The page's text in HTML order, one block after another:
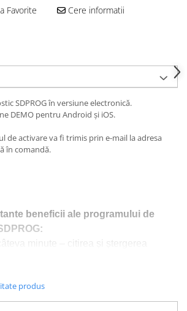
Favorite Cere informatii
SDPROG în versiune electronică.
DEMO pentru Android și iOS.
de activare va fi trimis prin e-mail la adresa
în comandă.
beneficii ale programului de
minute – citirea și ștergerea
fără vizite costisitoare la
cheie – controlul, printre
produs